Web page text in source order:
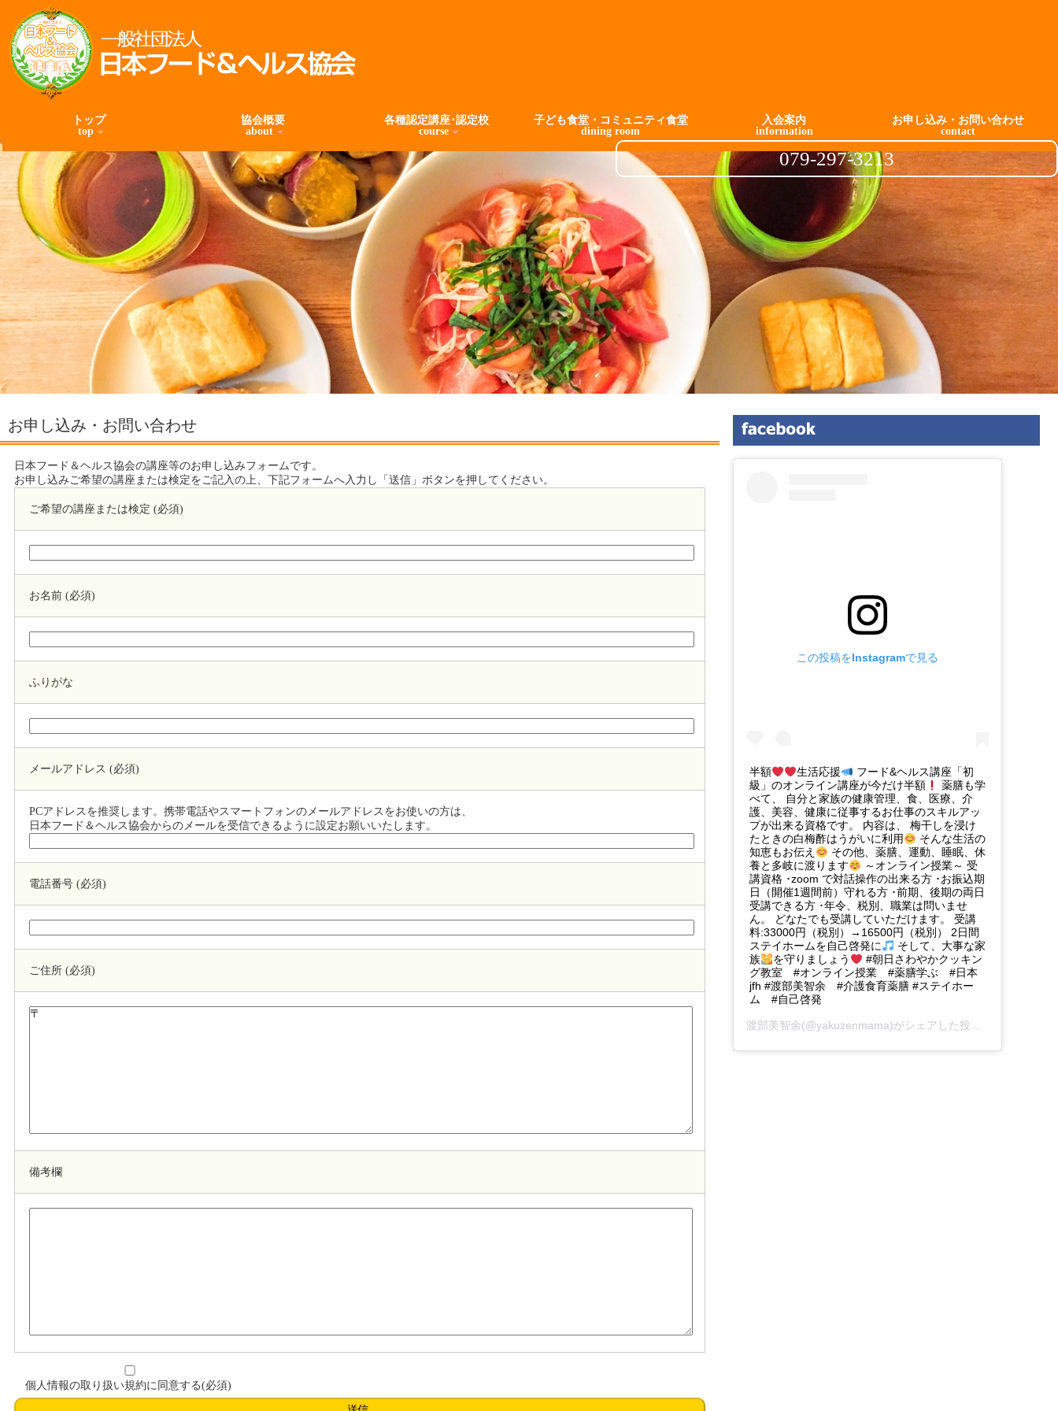
079-297-3213
トップ
top
協会概要
about
各種認定講座･認定校
course
子ども食堂・コミュニティ食堂
dining room
入会案内
information
お申し込み・お問い合わせ
contact
お申し込み・お問い合わせ
日本フード＆ヘルス協会の講座等のお申し込みフォームです。
お申し込みご希望の講座または検定をご記入の上、下記フォームへ入力し「送信」ボタンを押してください。
ご希望の講座または検定 (必須)
お名前 (必須)
ふりがな
メールアドレス (必須)
PCアドレスを推奨します。携帯電話やスマートフォンのメールアドレスをお使いの方は、
日本フード＆ヘルス協会からのメールを受信できるように設定お願いいたします。
電話番号 (必須)
ご住所 (必須)
備考欄
個人情報の取り扱い規約に同意する(必須)
この投稿をInstagramで見る
半額 生活応援
フード&ヘルス講座「初
級」のオンライン講座が今だけ半額
薬膳も学
べて、 自分と家族の健康管理、食、医療、介
護、美容、健康に従事するお仕事のスキルアッ
プが出来る資格です。 内容は、 梅干しを浸け
たときの白梅酢はうがいに利用
そんな生活の
知恵もお伝え
その他、薬膳、運動、睡眠、休
養と多岐に渡ります
～オンライン授業～ 受
講資格 ･zoom で対話操作の出来る方 ･お振込期
日（開催1週間前）守れる方 ･前期、後期の両日
受講できる方 ･年令、税別、職業は問いませ
ん。 どなたでも受講していただけます。 受講
料:33000円（税別）→16500円（税別） 2日間
ステイホームを自己啓発に
そして、大事な家
族
を守りましょう
#朝日さわやかクッキン
グ教室 #オンライン授業 #薬膳学ぶ #日本
jfh #渡部美智余 #介護食育薬膳 #ステイホー
ム #自己啓発
渡部美智余(@yakuzenmama)がシェアした投稿 -